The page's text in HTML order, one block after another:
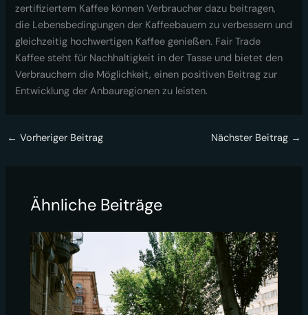
zertifiziertem Kaffee können Verbraucher dazu beitragen,
die Lebensbedingungen der Kaffeebauern zu verbessern und
gleichzeitig hochwertigen Kaffee genießen. Fair Trade
Kaffee steht für Nachhaltigkeit in der Tasse und bietet den
Verbrauchern die Möglichkeit, einen positiven Beitrag zur
Entwicklung der Anbauregionen zu leisten.
← Vorheriger Beitrag Nächster Beitrag →
Ähnliche Beiträge